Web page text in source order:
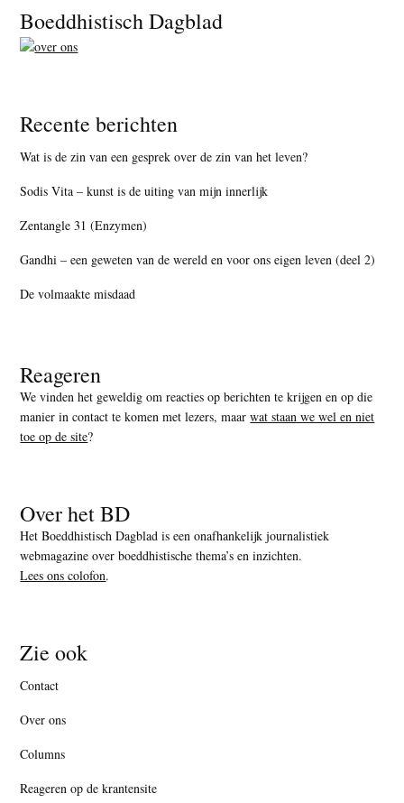
Footer
Boeddhistisch Dagblad
Recente berichten
Wat is de zin van een gesprek over de zin van het leven?
Sodis Vita – kunst is de uiting van mijn innerlijk
Zentangle 31 (Enzymen)
Gandhi – een geweten van de wereld en voor ons eigen leven (deel 2)
De volmaakte misdaad
Reageren
We vinden het geweldig om reacties op berichten te krijgen en op die
manier in contact te komen met lezers, maarwat staan we wel en niet
toe op de site?
Over het BD
Het Boeddhistisch Dagblad is een onafhankelijk journalistiek
webmagazine over boeddhistische thema’s en inzichten.
Lees ons colofon.
Zie ook
Contact
Over ons
Columns
Reageren op de krantensite